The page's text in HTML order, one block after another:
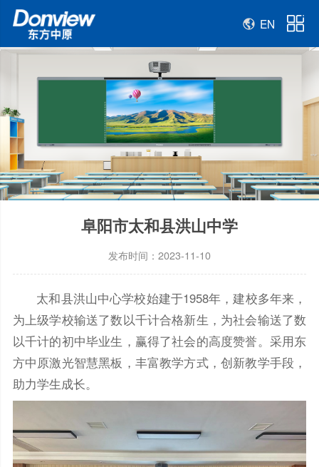
EN
阜阳市太和县洪山中学
发布时间：2023-11-10
太和县洪山中心学校始建于1958年，建校多年来，
为上级学校输送了数以千计合格新生，为社会输送了数
以千计的初中毕业生，赢得了社会的高度赞誉。采用东
方中原激光智慧黑板，丰富教学方式，创新教学手段，
助力学生成长。